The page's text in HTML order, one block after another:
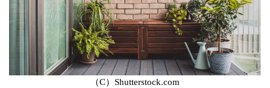
（C）Shutterstock.com